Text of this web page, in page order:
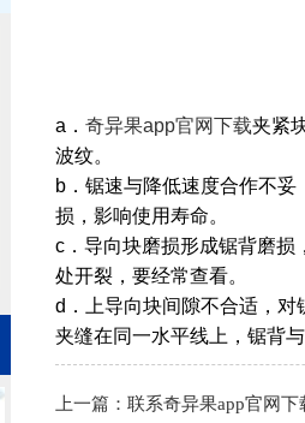
a． 奇异果app官网下载夹紧
波纹。
b．锯速与降低速度合作不
损，影响使用寿命。
c．导向块磨损形成锯背磨损
处开裂，要经常查看。
d．上导向块间隙不合适，
夹缝在同一水平线上，锯背
上一篇： 联系奇异果app官网下